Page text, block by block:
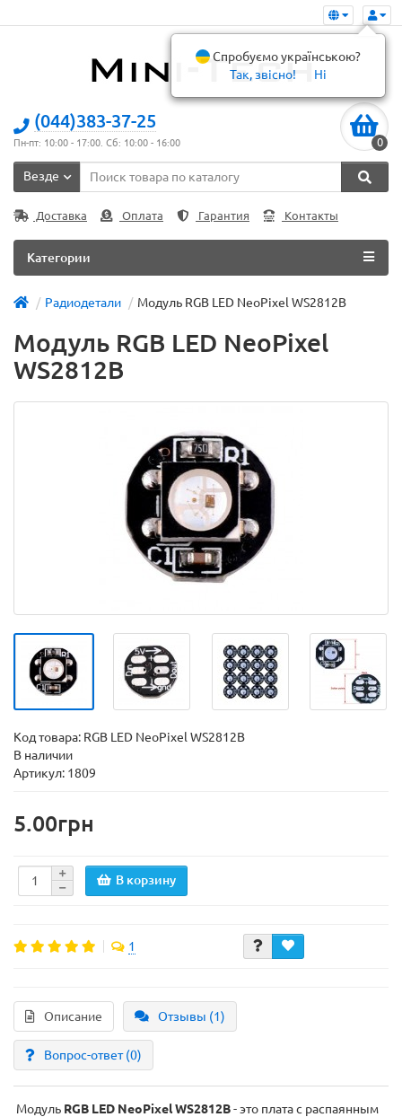
(044)383-37-25
Пн-пт: 10:00 - 17:00. Сб: 10:00 - 16:00 0
Везде
Доставка Оплата Гарантия Контакты
Категории
Радиодетали Модуль RGB LED NeoPixel WS2812B
Модуль RGB LED NeoPixel
WS2812B
Код товара: RGB LED NeoPixel WS2812B
В наличии
Артикул: 1809
5.00грн
В корзину
1
Описание Отзывы (1)
Вопрос-ответ(0)
Модуль RGB LED NeoPixel WS2812B- это плата с распаянным
Спробуємо українською?
Так, звісно!
Ні